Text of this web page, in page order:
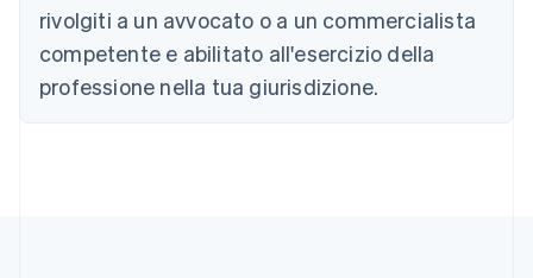
rivolgiti a un avvocato o a un commercialista
competente e abilitato all'esercizio della
professione nella tua giurisdizione.
Cina continentale
Cipro
English